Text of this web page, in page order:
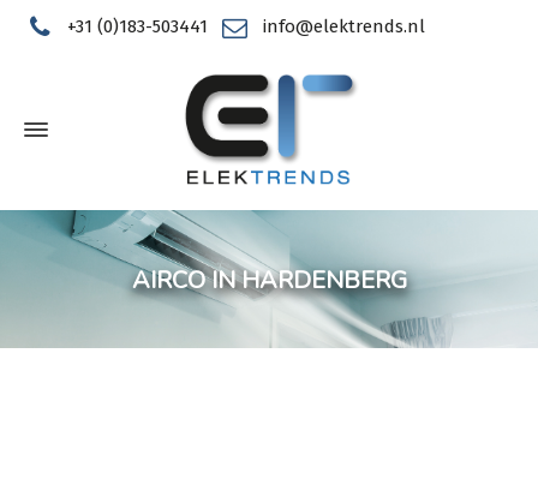
+31 (0)183-503441 info@elektrends.nl
AIRCO IN HARDENBERG